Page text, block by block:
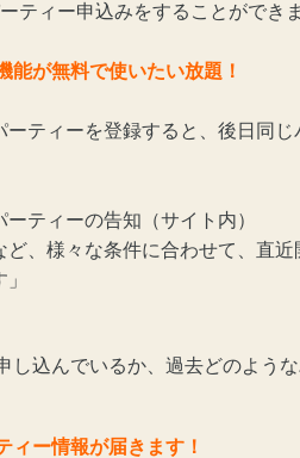
ティー申込みをすることができ
能が無料で使いたい放題！
ティーを登録すると、後日同じ
ティーの告知（サイト内）
ど、様々な条件に合わせて、直
し込んでいるか、過去どのよう
ィー情報が届きます！